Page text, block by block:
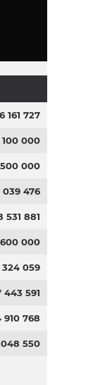
161 727
000
000
039 476
531 881
000
059
443 591
910 768
550